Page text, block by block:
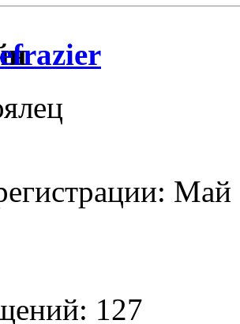
Май
127